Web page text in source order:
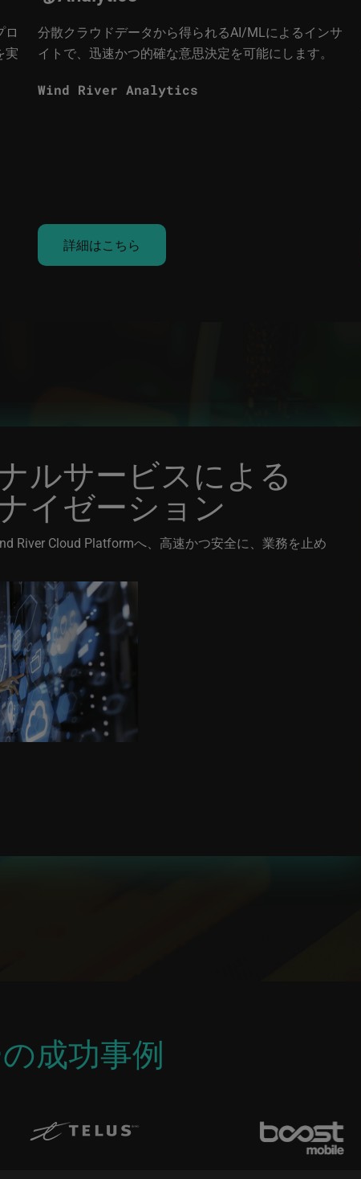
ロ
実
分散クラウドデータから得られるAI/MLによるインサ
イトで、迅速かつ的確な意思決定を可能にします。
Wind River Analytics
詳細はこちら
ルサービスによる
イゼーション
River Cloud Platformへ、高速かつ安全に、業務を止め
成功事例